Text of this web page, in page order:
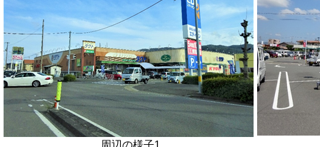
周辺の様子1